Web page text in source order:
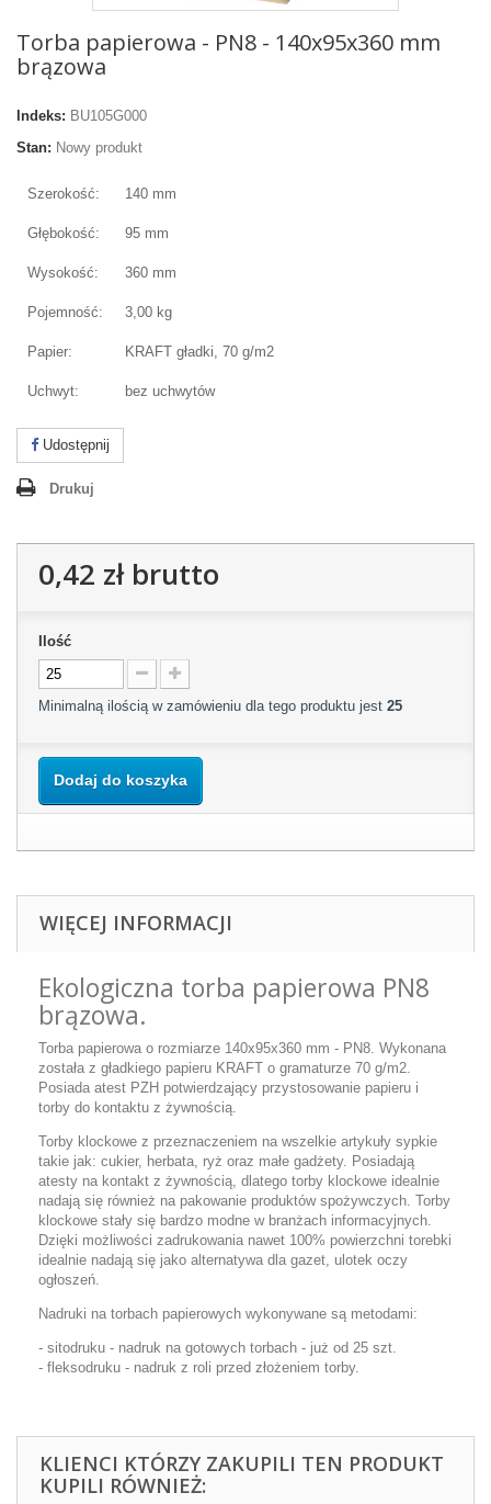
Torba papierowa - PN8 - 140x95x360 mm
brązowa
Indeks: BU105G000
Stan: Nowy produkt
Szerokość: 140 mm
Głębokość: 95 mm
Wysokość: 360 mm
Pojemność: 3,00 kg
Papier: KRAFT gładki, 70 g/m2
Uchwyt: bez uchwytów
Udostępnij
Drukuj
0,42 złbrutto
Ilość
Minimalną ilością w zamówieniu dla tego produktu jest 25
Dodaj do koszyka
WIĘCEJ INFORMACJI
Ekologiczna torba papierowa PN8
brązowa.
Torba papierowa o rozmiarze 140x95x360 mm - PN8. Wykonana
została z gładkiego papieru KRAFT o gramaturze 70 g/m2.
Posiada atest PZH potwierdzający przystosowanie papieru i
torby do kontaktu z żywnością.
Torby klockowe z przeznaczeniem na wszelkie artykuły sypkie
takie jak: cukier, herbata, ryż oraz małe gadżety. Posiadają
atesty na kontakt z żywnością, dlatego torby klockowe idealnie
nadają się również na pakowanie produktów spożywczych. Torby
klockowe stały się bardzo modne w branżach informacyjnych.
Dzięki możliwości zadrukowania nawet 100% powierzchni torebki
idealnie nadają się jako alternatywa dla gazet, ulotek oczy
ogłoszeń.
Nadruki na torbach papierowych wykonywane są metodami:
- sitodruku - nadruk na gotowych torbach - już od 25 szt.
- fleksodruku - nadruk z roli przed złożeniem torby.
KLIENCI KTÓRZY ZAKUPILI TEN PRODUKT
KUPILI RÓWNIEŻ: